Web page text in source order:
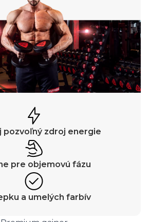
pozvoľný zdroj energie
pre objemovú fázu
a umelých farbív